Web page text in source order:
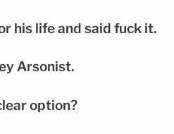
his life and said fuck it.
Arsonist.
option?